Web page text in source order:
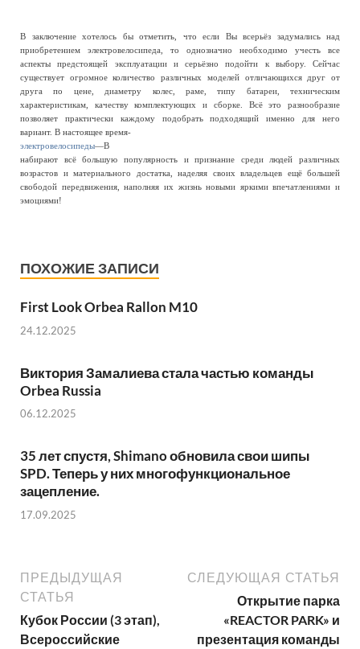
В заключение хотелось бы отметить, что если Вы всерьёз задумались над
приобретением электровелосипеда, то однозначно необходимо учесть все
аспекты предстоящей эксплуатации и серьёзно подойти к выбору. Сейчас
существует огромное количество различных моделей отличающихся друг от
друга по цене, диаметру колес, раме, типу батареи, техническим
характеристикам, качеству комплектующих и сборке. Всё это разнообразие
позволяет практически каждому подобрать подходящий именно для него
вариант. В настоящее время-
электровелосипеды—В
набирают всё большую популярность и признание среди людей различных
возрастов и материального достатка, наделяя своих владельцев ещё большей
свободой передвижения, наполняя их жизнь новыми яркими впечатлениями и
эмоциями!
ПОХОЖИЕ ЗАПИСИ
First Look Orbea Rallon M10
24.12.2025
Виктория Замалиева стала частью команды
Orbea Russia
06.12.2025
35 лет спустя, Shimano обновила свои шипы
SPD. Теперь у них многофункциональное
зацепление.
17.09.2025
ПРЕДЫДУЩАЯ
СТАТЬЯ
Кубок России (3 этап),
Всероссийские
СЛЕДУЮЩАЯ СТАТЬЯ
Открытие парка
«REACTOR PARK» и
презентация команды